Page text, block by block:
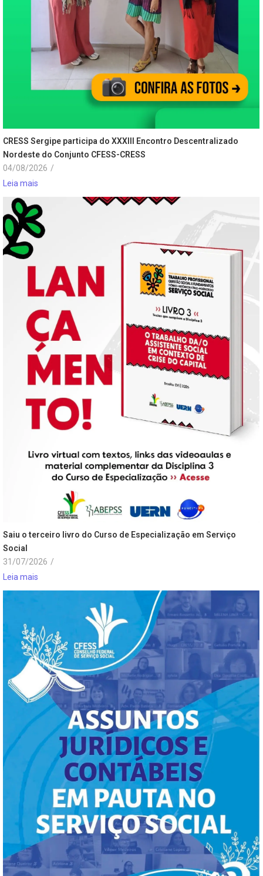
CRESS Sergipe participa do XXXIII Encontro Descentralizado
Nordeste do Conjunto CFESS-CRESS
04/08/2026 /
Leia mais
Saiu o terceiro livro do Curso de Especialização em Serviço
Social
31/07/2026 /
Leia mais